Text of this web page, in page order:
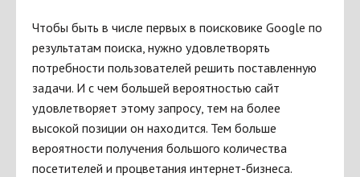
Чтобы быть в числе первых в поисковике Google по
результатам поиска, нужно удовлетворять
потребности пользователей решить поставленную
задачи. И с чем большей вероятностью сайт
удовлетворяет этому запросу, тем на более
высокой позиции он находится. Тем больше
вероятности получения большого количества
посетителей и процветания интернет-бизнеса.